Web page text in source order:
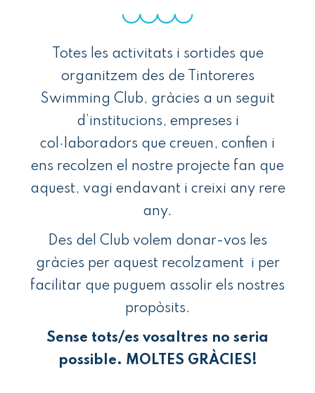
Totes les activitats i sortides que
organitzem des de Tintoreres
Swimming Club, gràcies a un seguit
d’institucions, empreses i
col·laboradors que creuen, confien i
ens recolzen el nostre projecte fan que
aquest, vagi endavant i creixi any rere
any.
Des del Club volem donar-vos les
gràcies per aquest recolzament i per
facilitar que puguem assolir els nostres
propòsits.
Sense tots/es vosaltres no seria
possible. MOLTES GRÀCIES!